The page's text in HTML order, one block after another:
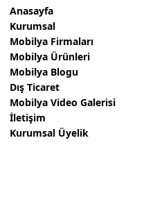
Anasayfa
Kurumsal
Mobilya Firmaları
Mobilya Ürünleri
Mobilya Blogu
Dış Ticaret
Mobilya Video Galerisi
İletişim
Kurumsal Üyelik